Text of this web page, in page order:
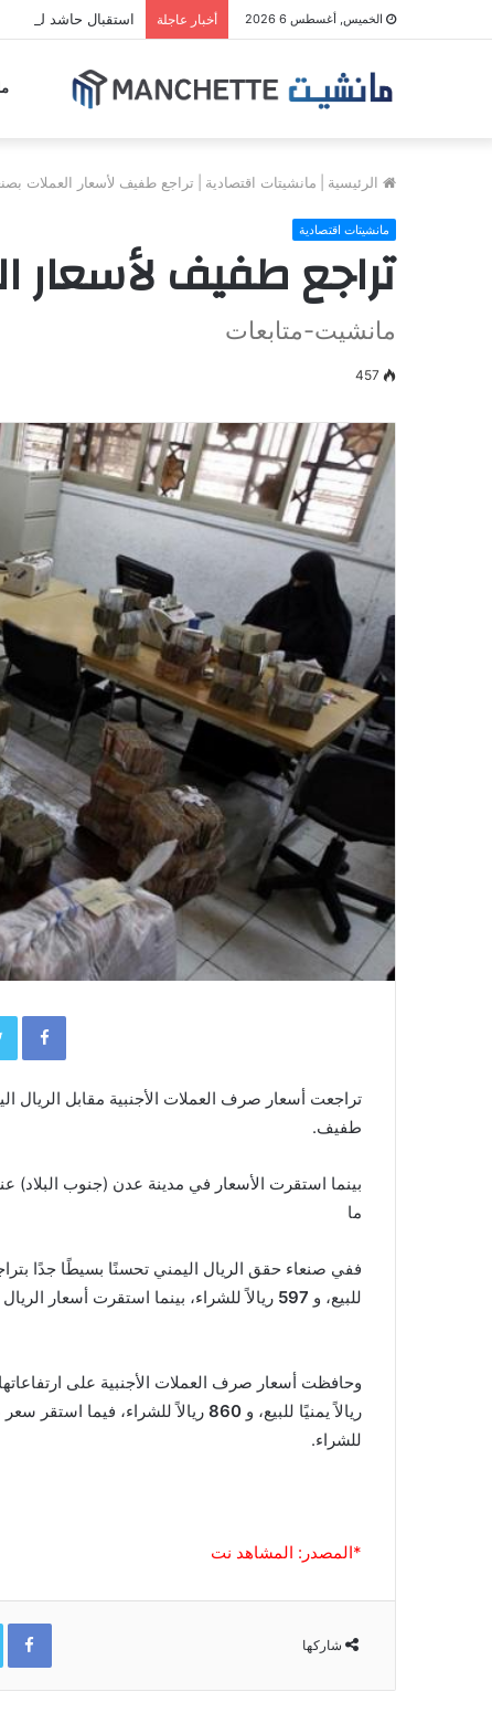
الخميس, أغسطس 6 2026 أخبار عاجلة استقبال حاشد لصلاح
الرئيسية مانشيتات اقتصادية تراجع طفيف لأسعار العملات
مانشيتات اقتصادية
تراجع طفيف لأسعار
مانشيت-متابعات
457
تراجعت أسعار صرف العملات الأجنبية مقابل الريال
طفيف.
بينما استقرت الأسعار في مدينة عدن (جنوب البلاد)
ما
ففي صنعاء حقق الريال اليمني تحسنًا بسيطًا جدًا
للبيع، و 597 ريالاً للشراء، بينما استقرت أسعار
وحافظت أسعار صرف العملات الأجنبية على
ريالاً يمنيًا للبيع، و 860 ريالاً للشراء، فيما استقر
للشراء.
*المصدر: المشاهد نت
شاركها